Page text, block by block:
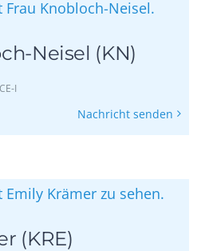
Neisel (KN)
I
Nachricht senden
(KRE)